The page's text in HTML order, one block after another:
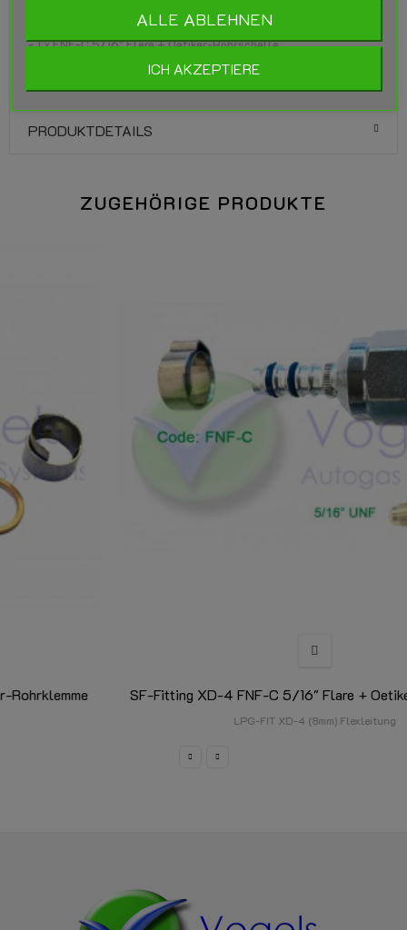
- 6 oder 8 Meter SF XD-4 (8 mm) Rohr
- 1 x FNF-C 5/16" Flare + Oetiker-Rohrschelle
- 1 x FSF-E M12 + Oetiker Rohrschelle
PRODUKTDETAILS
ZUGEHÖRIGE PRODUKTE
SF-Fitting XD-4 FNF-C 5/16" Flare + Oetiker-Rohrklemme
LPG-FIT XD-4 (8mm) Flexleitung
ALLE ABLEHNEN
ICH AKZEPTIERE